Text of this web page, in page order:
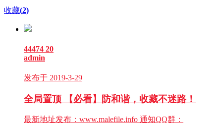
收藏(2)
44474 20
admin
发布于 2019-3-29
全局置顶 【必看】防和谐，收藏不迷路！
最新地址发布：www.malefile.info 通知QQ群：